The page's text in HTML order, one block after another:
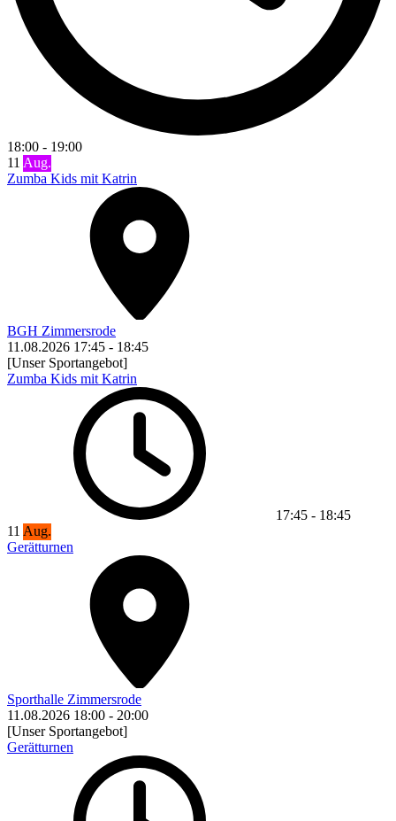
18:00 - 19:00
11 Aug.
Zumba Kids mit Katrin
BGH Zimmersrode
11.08.2026 17:45 - 18:45
[Unser Sportangebot]
Zumba Kids mit Katrin
17:45 - 18:45
11 Aug.
Gerätturnen
Sporthalle Zimmersrode
11.08.2026 18:00 - 20:00
[Unser Sportangebot]
Gerätturnen